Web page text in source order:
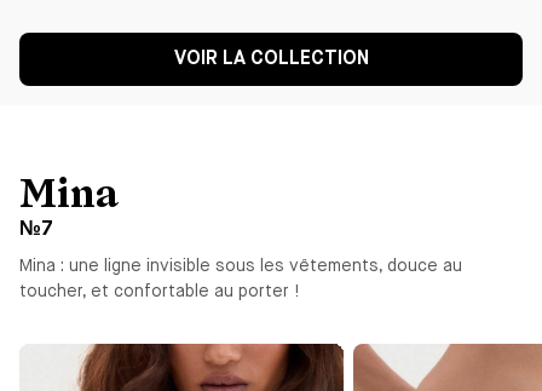
VOIR LA COLLECTION
Mina
№7
Mina : une ligne invisible sous les vêtements, douce au
toucher, et confortable au porter !